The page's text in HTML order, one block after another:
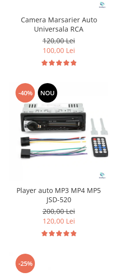
Camera Marsarier Auto
Universala RCA
120,00 Lei
100,00 Lei
-40% NOU
Player auto MP3 MP4 MP5
JSD-520
200,00 Lei
120,00 Lei
-25%